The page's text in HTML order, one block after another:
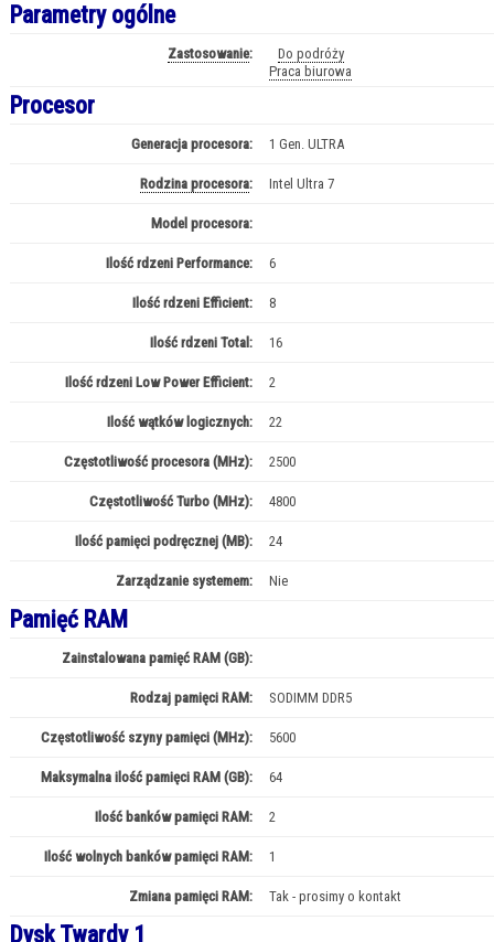
Parametry ogólne
Zastosowanie:
Do podróży
Praca biurowa
Procesor
Generacja procesora: 1 Gen. ULTRA
Rodzina procesora: Intel Ultra 7
Model procesora:
Ilość rdzeni Performance: 6
Ilość rdzeni Efficient: 8
Ilość rdzeni Total: 16
Ilość rdzeni Low Power Efficient: 2
Ilość wątków logicznych: 22
Częstotliwość procesora (MHz): 2500
Częstotliwość Turbo (MHz): 4800
Ilość pamięci podręcznej (MB): 24
Zarządzanie systemem: Nie
Pamięć RAM
Zainstalowana pamięć RAM (GB):
Rodzaj pamięci RAM: SODIMM DDR5
Częstotliwość szyny pamięci (MHz): 5600
Maksymalna ilość pamięci RAM (GB): 64
Ilość banków pamięci RAM: 2
Ilość wolnych banków pamięci RAM: 1
Zmiana pamięci RAM: Tak - prosimy o kontakt
Dysk Twardy 1